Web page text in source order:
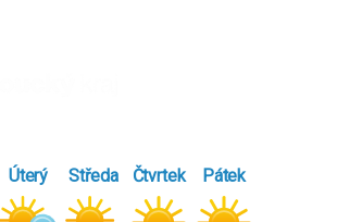
Úterý Středa Čtvrtek Pátek